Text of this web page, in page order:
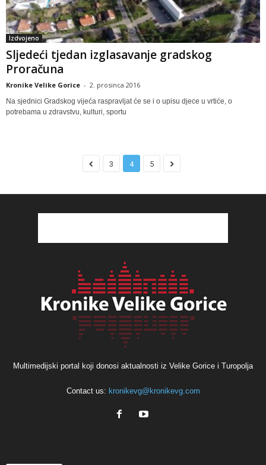
Izdvojeno
Sljedeći tjedan izglasavanje gradskog
Proračuna
Kronike Velike Gorice - 2. prosinca 2016
Na sjednici Gradskog vijeća raspravljat će se i o upisu djece u vrtiće, o
potrebama u zdravstvu, kulturi, sportu
3 4 5
Multimedijski portal koji donosi aktualnosti iz Velike Gorice i Turopolja
Contact us: kronikevg@kronikevg.com